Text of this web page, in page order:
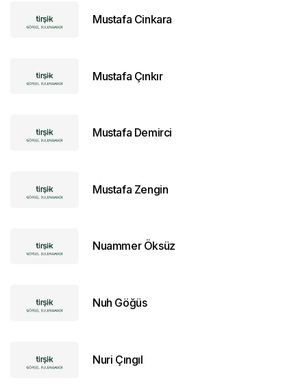
Mustafa Cinkara
Mustafa Çınkır
Mustafa Demirci
Mustafa Zengin
Nuammer Öksüz
Nuh Göğüs
Nuri Çıngıl